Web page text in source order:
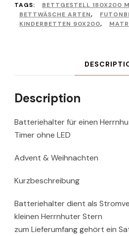
TAGS:
BETTGESTELL 180X200
BETTWÄSCHE ARTEN,
KINDERBETTEN 90X200,
Description
Batteriehalter für einen
Timer ohne LED
Advent & Weihnachten
Kurzbeschreibung
Batteriehalter dient als
kleinen Herrnhuter Stern
zum Lieferumfang gehört ein